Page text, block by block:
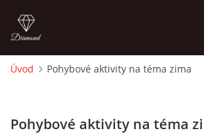
O MĚ
Úvod Pohybové aktivity na téma zima
Pohybové aktivity na téma